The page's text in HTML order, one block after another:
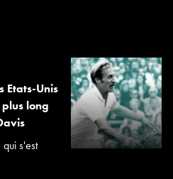
Etats-Unis
long
s'est